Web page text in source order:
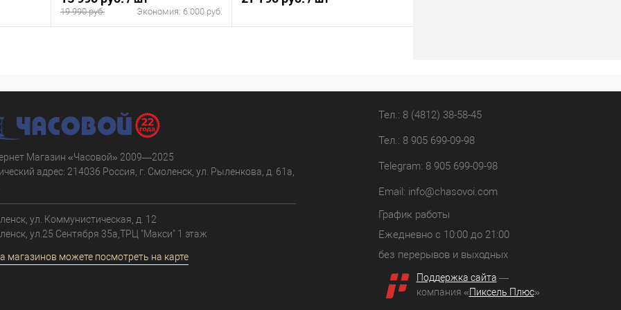
19 990 руб. Экономия: 6 000 руб.
Купить в 1 клик
К сравнению
В избранное
Купить в 1 клик
К сравнению
В наличии
Магазин «Часовой» 2009—2025
адрес: 214036 Россия, г. Смоленск, ул. Рыленкова, д. 61а,
ул. Коммунистическая, д. 12
ул.25 Сентября 35а,ТРЦ "Макси" 1 этаж
магазинов можете посмотреть на карте
Тел.: 8 (4812) 38-58-45
Тел.: 8 905 699-09-98
Telegram: 8 905 699-09-98
Email: info@chasovoi.com
График работы
Ежедневно с 10:00 до 21:00
без перерывов и выходных
Поддержка сайта —
компания «Пиксель Плюс»